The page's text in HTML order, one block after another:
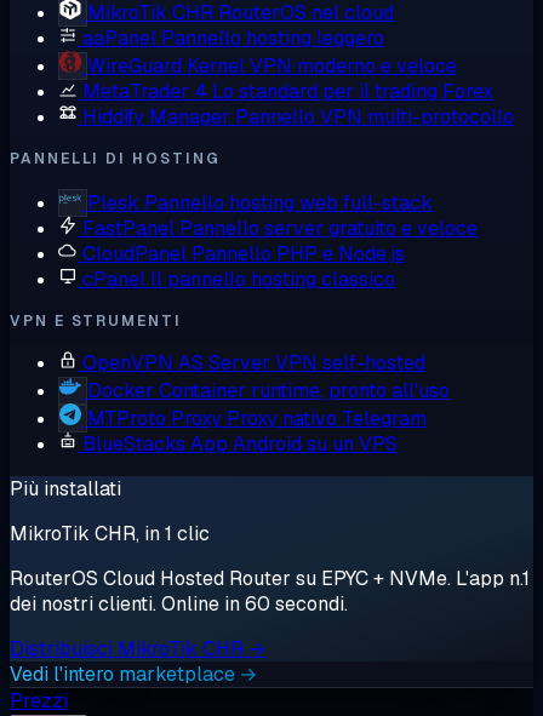
MikroTik CHR RouterOS nel cloud
aaPanel Pannello hosting leggero
WireGuard Kernel VPN moderno e veloce
MetaTrader 4 Lo standard per il trading Forex
Hiddify Manager Pannello VPN multi-protocollo
PANNELLI DI HOSTING
Plesk Pannello hosting web full-stack
FastPanel Pannello server gratuito e veloce
CloudPanel Pannello PHP e Node.js
cPanel Il pannello hosting classico
VPN E STRUMENTI
OpenVPN AS Server VPN self-hosted
Docker Container runtime, pronto all'uso
MTProto Proxy Proxy nativo Telegram
BlueStacks App Android su un VPS
Più installati
MikroTik CHR, in 1 clic
RouterOS Cloud Hosted Router su EPYC + NVMe. L'app n.1
dei nostri clienti. Online in 60 secondi.
Distribuisci MikroTik CHR →
Vedi l'intero marketplace →
Prezzi